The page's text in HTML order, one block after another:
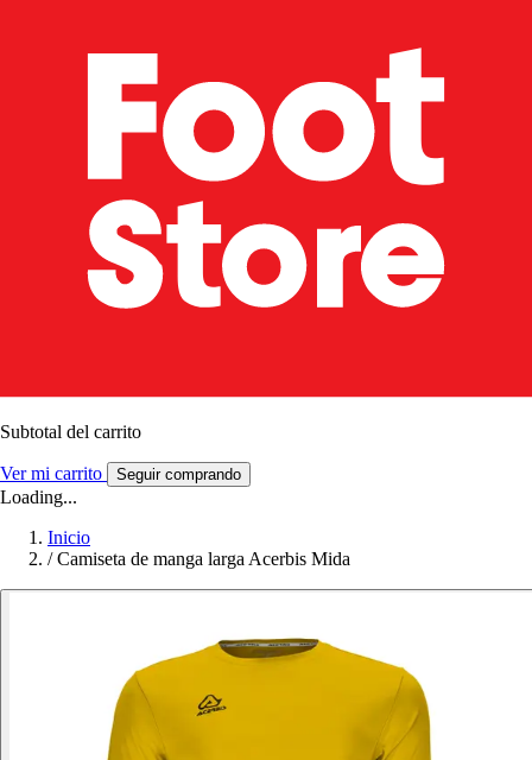
Subtotal del carrito
Ver mi carrito Seguir comprando
Loading...
Inicio
/ Camiseta de manga larga Acerbis Mida